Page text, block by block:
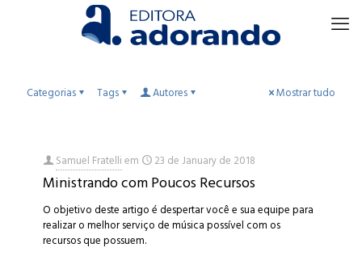
Categorias Tags Autores Mostrar tudo
Samuel Fratelliem 23 de January de 2018
Ministrando com Poucos Recursos
O objetivo deste artigo é despertar você e sua equipe para
realizar o melhor serviço de música possível com os
recursos que possuem.